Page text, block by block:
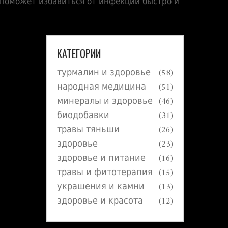
КАТЕГОРИИ
турмалин и здоровье (58)
народная медицина (51)
минералы и здоровье (46)
биодобавки (31)
травы тяньши (26)
здоровье (23)
здоровье и питание (16)
травы и фитотерапия (15)
украшения и камни (13)
здоровье и красота (12)